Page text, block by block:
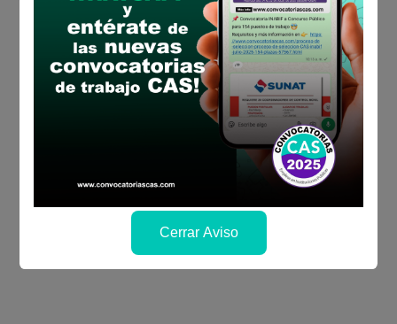
Cerrar Aviso